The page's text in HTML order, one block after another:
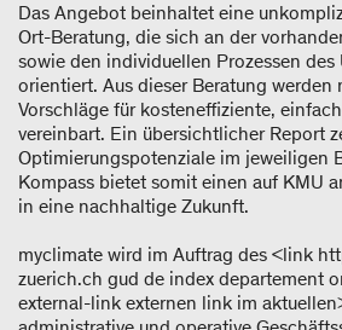
Das Angebot beinhaltet eine
Ort-Beratung, die sich an der
sowie den individuellen Prozessen des
orientiert. Aus dieser Beratung werden
Vorschläge für kosteneffiziente,
vereinbart. Ein übersichtlicher Report
Optimierungspotenziale im jeweiligen
Kompass bietet somit einen auf KMU
in eine nachhaltige Zukunft.
myclimate wird im Auftrag des <link
zuerich.ch gud de index departement
external-link externen link im